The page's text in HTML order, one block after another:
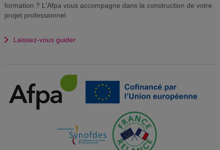
formation ? L'Afpa vous accompagne dans la construction de votre
projet professionnel
Laissez-vous guider